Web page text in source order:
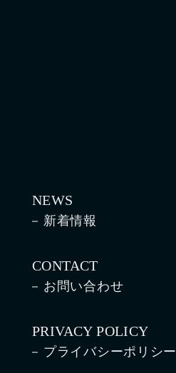
NEWS
新着情報
CONTACT
お問い合わせ
PRIVACY POLICY
プライバシーポリシー